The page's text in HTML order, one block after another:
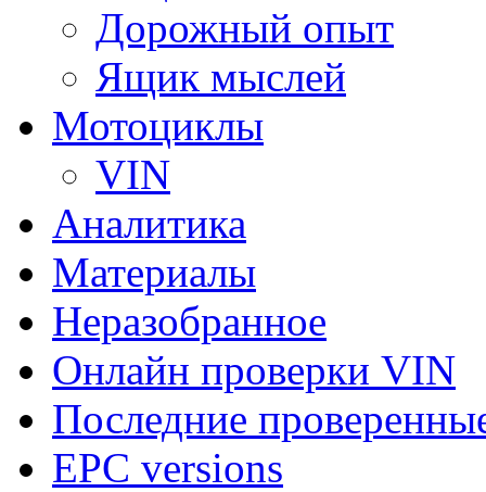
Дорожный опыт
Ящик мыслей
Мотоциклы
VIN
Аналитика
Материалы
Неразобранное
Онлайн проверки VIN
Последние
EPC versions